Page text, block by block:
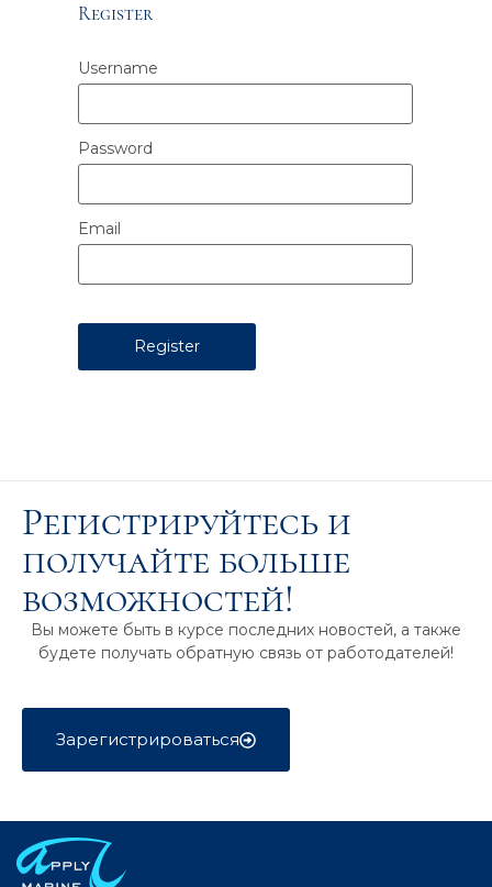
Alternative:
Register
Username
Password
Email
Регистрируйтесь и
получайте больше
возможностей!
Вы можете быть в курсе последних новостей, а также
будете получать обратную связь от работодателей!
Зарегистрироваться